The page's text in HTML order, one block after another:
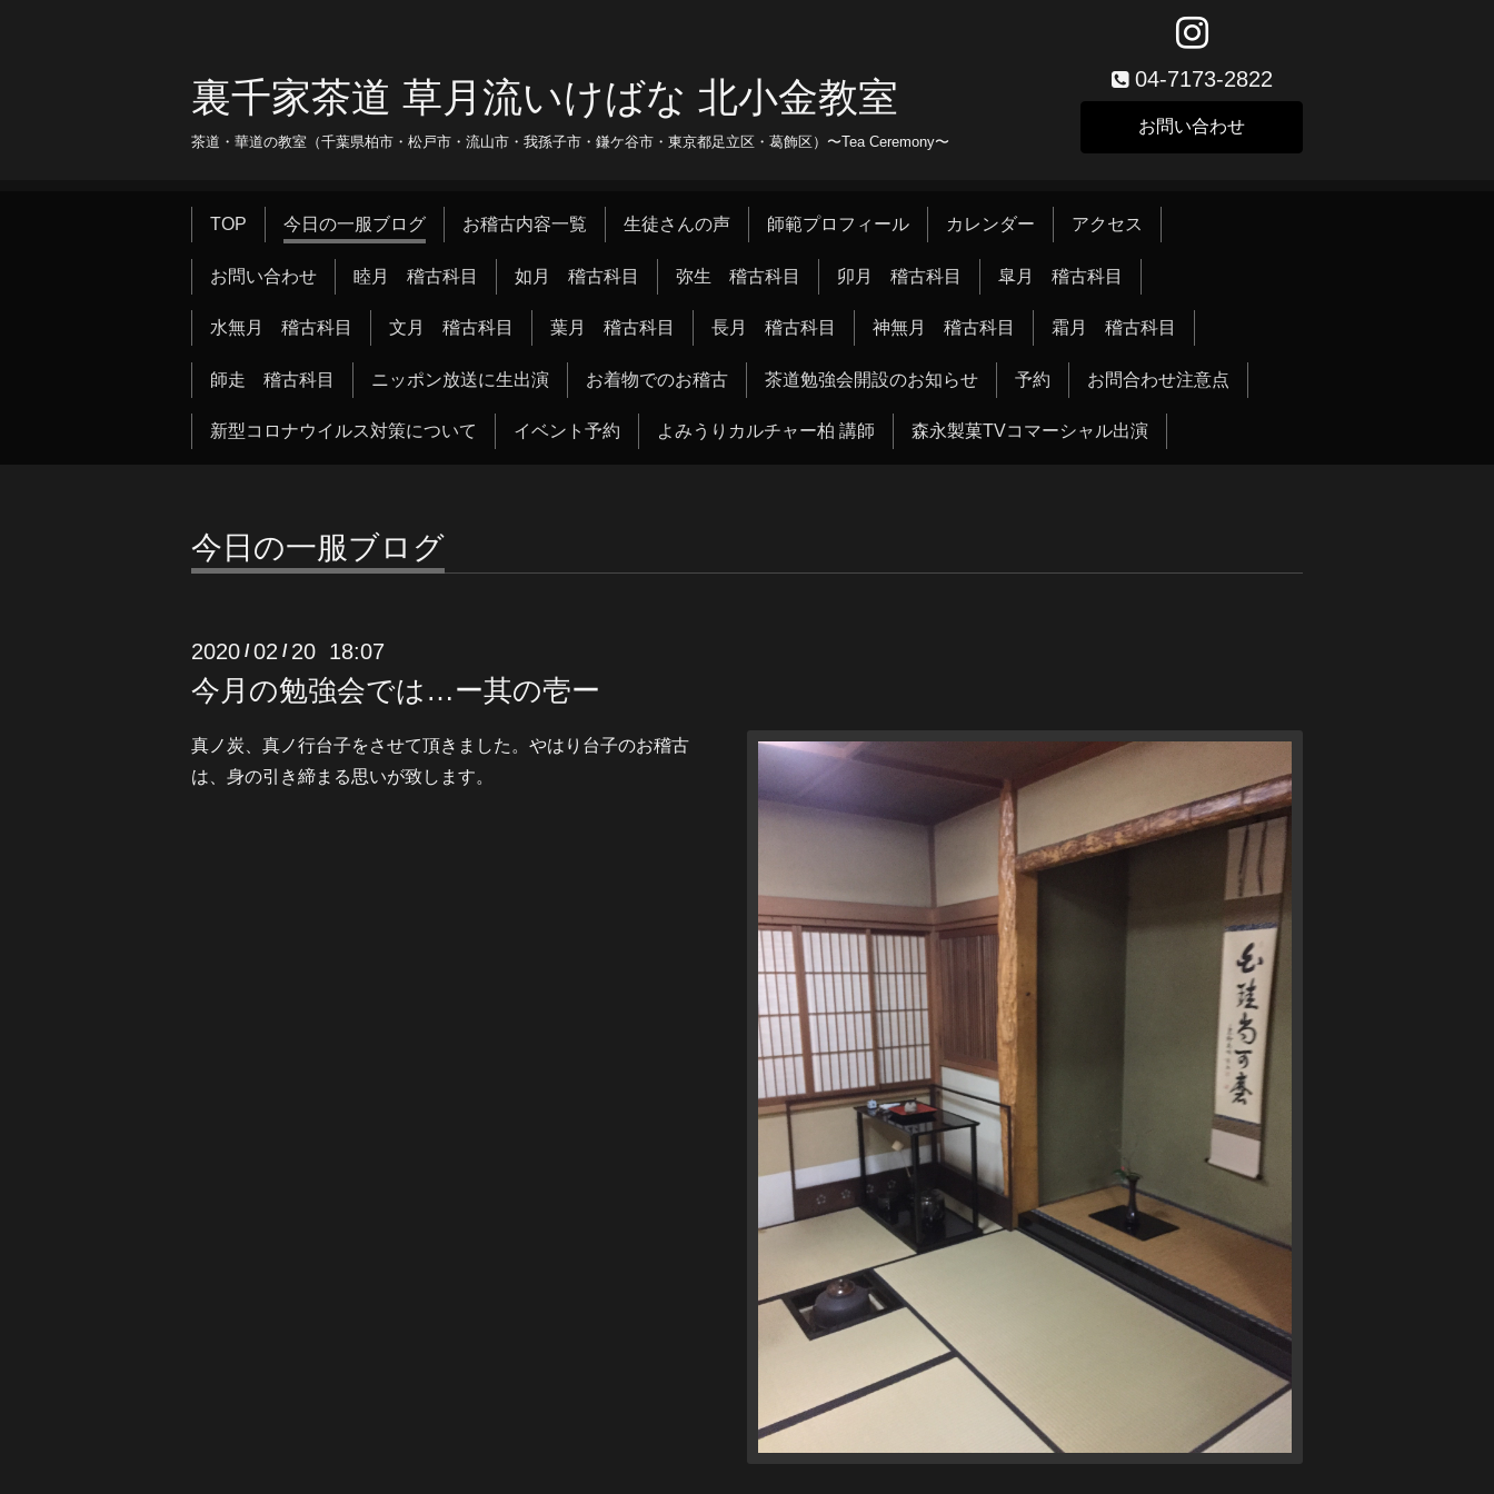
裏千家茶道 草月流いけばな 北小金教室
茶道・華道の教室（千葉県柏市・松戸市・流山市・我孫子市・鎌ケ谷市・東京都足立区・葛飾区）〜Tea Ceremony〜
04-7173-2822
お問い合わせ
TOP 今日の一服ブログ お稽古内容一覧 生徒さんの声 師範プロフィール カレンダー アクセス
お問い合わせ 睦月 稽古科目 如月 稽古科目 弥生 稽古科目 卯月 稽古科目 皐月 稽古科目
水無月 稽古科目 文月 稽古科目 葉月 稽古科目 長月 稽古科目 神無月 稽古科目 霜月 稽古科目
師走 稽古科目 ニッポン放送に生出演 お着物でのお稽古 茶道勉強会開設のお知らせ 予約 お問合わせ注意点
新型コロナウイルス対策について イベント予約 よみうりカルチャー柏 講師 森永製菓TVコマーシャル出演
今日の一服ブログ
2020 /02 / 20 18:07
今月の勉強会では…ー其の壱ー
真ノ炭、真ノ行台子をさせて頂きました。やはり台子のお稽古
は、身の引き締まる思いが致します。